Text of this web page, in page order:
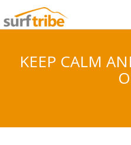
KEEP CALM